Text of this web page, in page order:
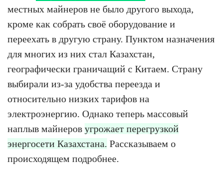
местных майнеров не было другого выхода,
кроме как собрать своё оборудование и
переехать в другую страну. Пунктом назначения
для многих из них стал Казахстан,
географически граничащий с Китаем. Страну
выбирали из-за удобства переезда и
относительно низких тарифов на
электроэнергию. Однако теперь массовый
наплыв майнеров угрожает перегрузкой
энергосети Казахстана. Рассказываем о
происходящем подробнее.